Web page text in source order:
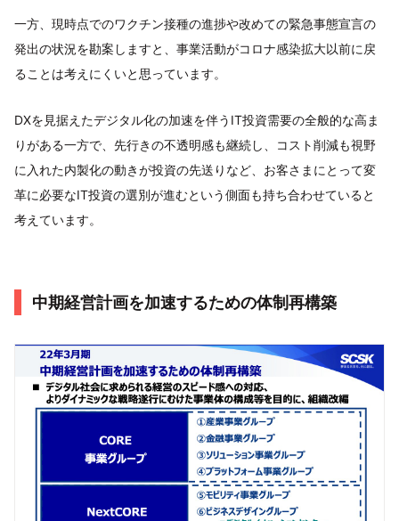
一方、現時点でのワクチン接種の進捗や改めての緊急事態宣言の
発出の状況を勘案しますと、事業活動がコロナ感染拡大以前に戻
ることは考えにくいと思っています。
DXを見据えたデジタル化の加速を伴うIT投資需要の全般的な高ま
りがある一方で、先行きの不透明感も継続し、コスト削減も視野
に入れた内製化の動きが投資の先送りなど、お客さまにとって変
革に必要なIT投資の選別が進むという側面も持ち合わせていると
考えています。
中期経営計画を加速するための体制再構築